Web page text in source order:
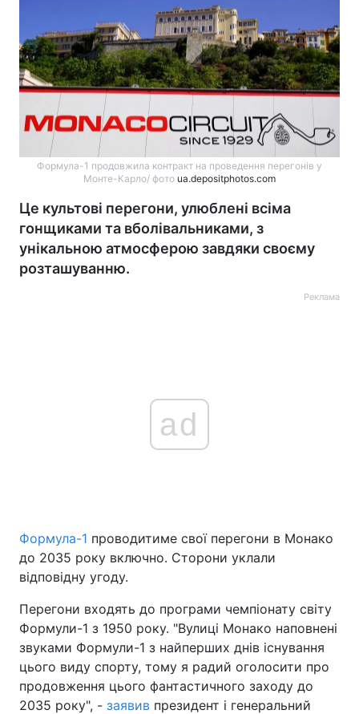
Формула-1 продовжила контракт на проведення перегонів у
Монте-Карло/ фото ua.depositphotos.com
Це культові перегони, улюблені всіма
гонщиками та вболівальниками, з
унікальною атмосферою завдяки своєму
розташуванню.
Реклама
ad
Формула-1 проводитиме свої перегони в Монако
до 2035 року включно. Сторони уклали
відповідну угоду.
Перегони входять до програми чемпіонату світу
Формули-1 з 1950 року. "Вулиці Монако наповнені
звуками Формули-1 з найперших днів існування
цього виду спорту, тому я радий оголосити про
продовження цього фантастичного заходу до
2035 року", - заявив президент і генеральний